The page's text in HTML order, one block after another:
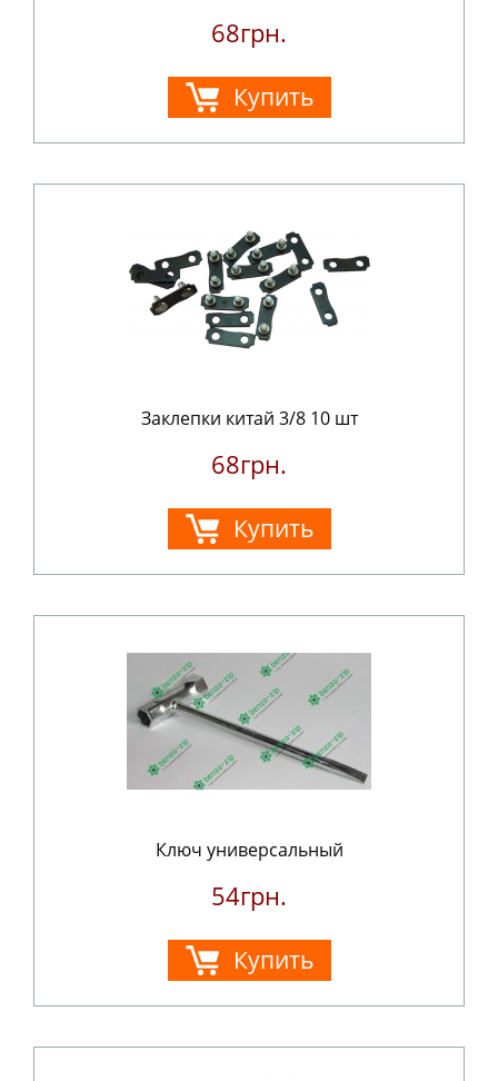
68грн.
Купить
Заклепки китай 3/8 10 шт
68грн.
Купить
Ключ универсальный
54грн.
Купить